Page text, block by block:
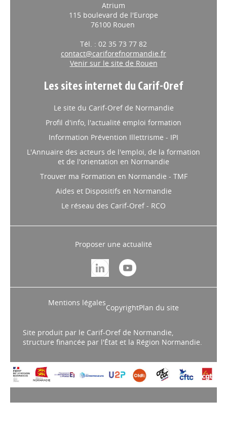
Atrium
115 boulevard de l'Europe
76100 Rouen
Tél. : 02 35 73 77 82
contact@cariforefnormandie.fr
Venir sur le site de Rouen
Les sites internet du Carif-Oref
Le site du Carif-Oref de Normandie
Profil d'info, l'actualité emploi formation
Information Prévention Illettrisme - IPI
L'Annuaire des acteurs de l'emploi, de la formation
et de l'orientation en Normandie
Trouver ma Formation en Normandie - TMF
Aides et Dispositifs en Normandie
Le réseau des Carif-Oref - RCO
Proposer une actualité
Mentions légales
CopyrightPlan du site
Site produit par le Carif-Oref de Normandie,
structure financée par l'État et la Région Normandie.